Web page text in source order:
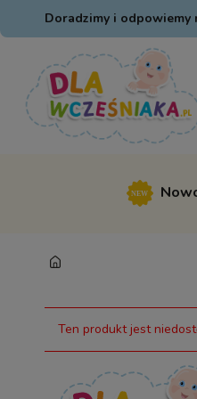
Doradzimy i odpowiemy
Ten produkt jest